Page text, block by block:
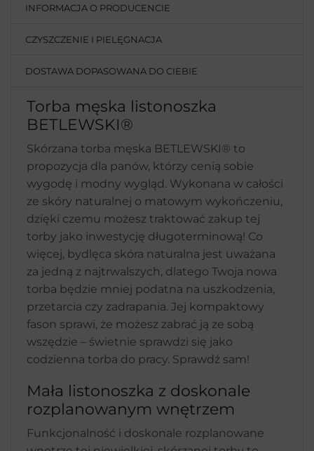
INFORMACJA O PRODUCENCIE
CZYSZCZENIE I PIELĘGNACJA
DOSTAWA DOPASOWANA DO CIEBIE
Torba męska listonoszka
BETLEWSKI®
Skórzana torba męska BETLEWSKI® to
propozycja dla panów, którzy cenią sobie
wygodę i modny wygląd. Wykonana w całości
ze skóry naturalnej o matowym wykończeniu,
dzięki czemu możesz traktować zakup tej
torby jako inwestycję długoterminową! Co
więcej, bydlęca skóra naturalna jest uważana
za jedną z najtrwalszych, dlatego Twoja nowa
torba będzie mniej podatna na uszkodzenia,
przetarcia czy zadrapania. Jej kompaktowy
fason sprawi, że możesz zabrać ją ze sobą
wszędzie – świetnie sprawdzi się jako
codzienna torba do pracy. Sprawdź sam!
Mała listonoszka z doskonale
rozplanowanym wnętrzem
Funkcjonalność i doskonale rozplanowane